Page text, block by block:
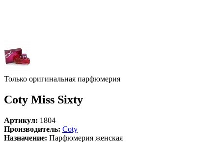
Только оригинальная парфюмерия
Coty Miss Sixty
Артикул: 1804
Производитель: Coty
Назначение: Парфюмерия женская